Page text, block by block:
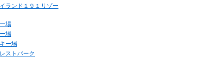
ランド１９１リゾー
場
場
ー場
ストパーク